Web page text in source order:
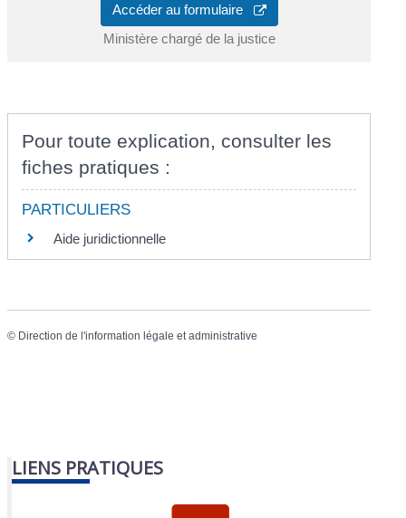
Accéder au formulaire
Ministère chargé de la justice
Pour toute explication, consulter les
fiches pratiques :
PARTICULIERS
Aide juridictionnelle
© Direction de l'information légale et administrative
LIENS PRATIQUES